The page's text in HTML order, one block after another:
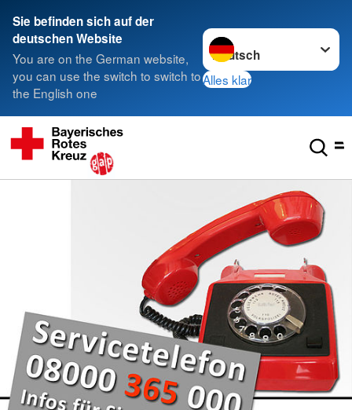
Sie befinden sich auf der
deutschen Website
You are on the German website,
you can use the switch to switch to
the English one
Sprache wechseln zu
Alles klar